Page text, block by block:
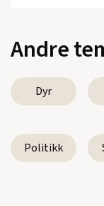
Andre
Dyr
Politikk